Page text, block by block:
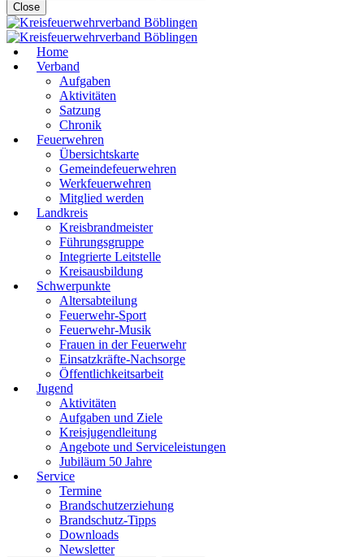
Close
Home
Verband
Aufgaben
Aktivitäten
Satzung
Chronik
Feuerwehren
Übersichtskarte
Gemeindefeuerwehren
Werkfeuerwehren
Mitglied werden
Landkreis
Kreisbrandmeister
Führungsgruppe
Integrierte Leitstelle
Kreisausbildung
Schwerpunkte
Altersabteilung
Feuerwehr-Sport
Feuerwehr-Musik
Frauen in der Feuerwehr
Einsatzkräfte-Nachsorge
Öffentlichkeitsarbeit
Jugend
Aktivitäten
Aufgaben und Ziele
Kreisjugendleitung
Angebote und Serviceleistungen
Jubiläum 50 Jahre
Service
Termine
Brandschutzerziehung
Brandschutz-Tipps
Downloads
Newsletter